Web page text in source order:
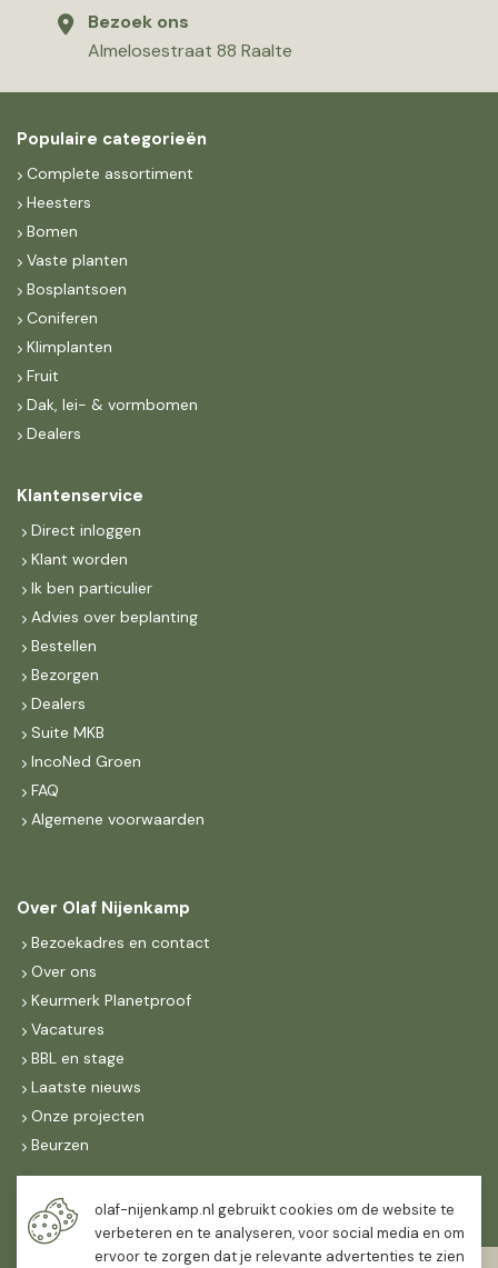
Bezoek ons
Almelosestraat 88 Raalte
Populaire categorieën
Complete assortiment
Heesters
Bomen
Vaste planten
Bosplantsoen
Coniferen
Klimplanten
Fruit
Dak, lei- & vormbomen
Dealers
Klantenservice
Direct inloggen
Klant worden
Ik ben particulier
Advies over beplanting
Bestellen
Bezorgen
Dealers
Suite MKB
IncoNed Groen
FAQ
Algemene voorwaarden
Over Olaf Nijenkamp
Bezoekadres en contact
Over ons
Keurmerk Planetproof
Vacatures
BBL en stage
Laatste nieuws
Onze projecten
Beurzen
Maandag t/m vrijdag
07:30-
16:30
olaf-nijenkamp.nl gebruikt cookies om de website te
verbeteren en te analyseren, voor social media en om
ervoor te zorgen dat je relevante advertenties te zien